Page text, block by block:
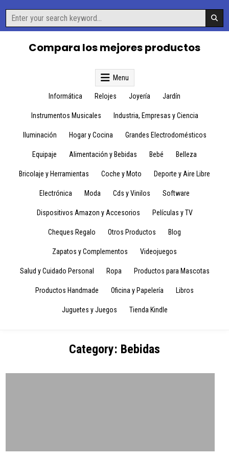
content
Search
for:
Compara los mejores productos
Menu
Informática Relojes Joyería Jardín
Instrumentos Musicales Industria, Empresas y Ciencia
Iluminación Hogar y Cocina Grandes Electrodomésticos
Equipaje Alimentación y Bebidas Bebé Belleza
Bricolaje y Herramientas Coche y Moto Deporte y Aire Libre
Electrónica Moda Cds y Vinilos Software
Dispositivos Amazon y Accesorios Películas y TV
Cheques Regalo Otros Productos Blog
Zapatos y Complementos Videojuegos
Salud y Cuidado Personal Ropa Productos para Mascotas
Productos Handmade Oficina y Papelería Libros
Juguetes y Juegos Tienda Kindle
Category: Bebidas